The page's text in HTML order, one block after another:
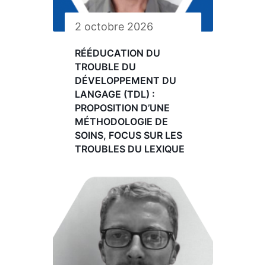
2 octobre 2026
RÉÉDUCATION DU
TROUBLE DU
DÉVELOPPEMENT DU
LANGAGE (TDL) :
PROPOSITION D’UNE
MÉTHODOLOGIE DE
SOINS, FOCUS SUR LES
TROUBLES DU LEXIQUE